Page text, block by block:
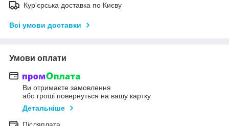
Кур'єрська доставка по Києву
Всі умови доставки
Умови оплати
Ви отримаєте замовлення
або гроші повернуться на вашу картку
Детальніше